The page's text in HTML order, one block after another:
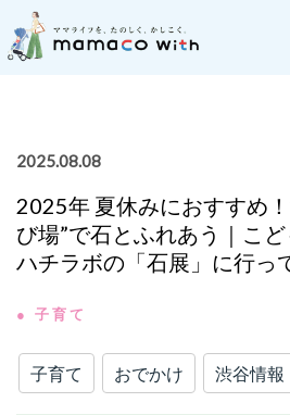
2025.08.08
2025年 夏休みにおすすめ
び場”で石とふれあう｜こ
ハチラボの「石展」に行っ
● 子育て
子育て おでかけ 渋谷情報